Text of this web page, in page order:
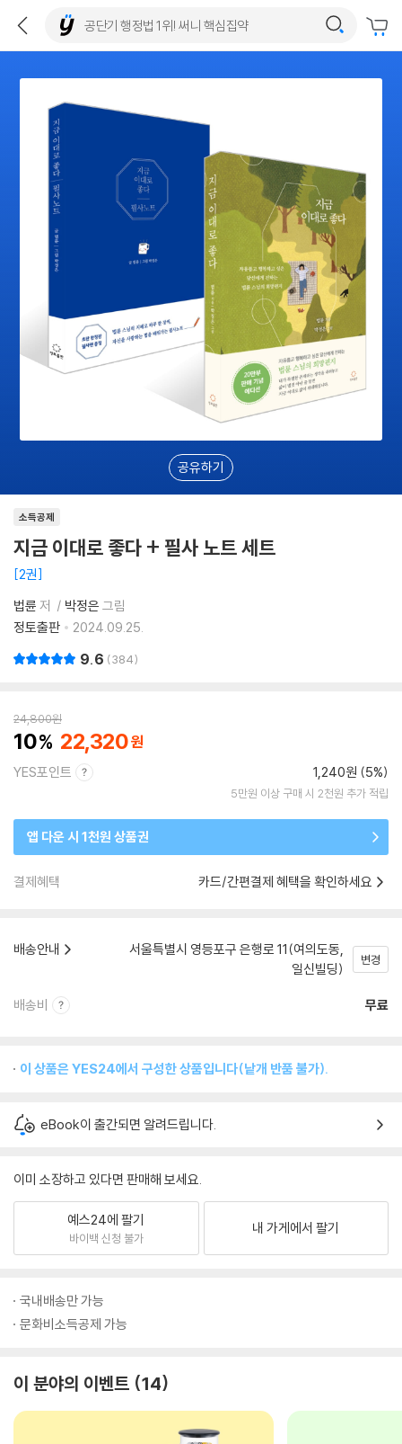
공유하기
소득공제
지금 이대로 좋다 + 필사 노트 세트
2권
법륜 저 박정은 그림
정토출판
2024.09.25.
9.6 384
24,800원
10 22,320
YES포인트 1,240원 (5%)
5만원 이상 구매 시 2천원 추가 적립
앱 다운 시 1천원 상품권
결제혜택 카드/간편결제 혜택을 확인하세요
배송안내
서울특별시 영등포구 은행로 11(여의도동,
일신빌딩)
변경
배송비 무료
이 상품은 YES24에서 구성한 상품입니다(낱개 반품 불가).
eBook이 출간되면 알려드립니다.
이미 소장하고 있다면 판매해 보세요.
예스24에 팔기
바이백 신청 불가
내 가게에서 팔기
국내배송만 가능
문화비소득공제 가능
이 분야의 이벤트 14